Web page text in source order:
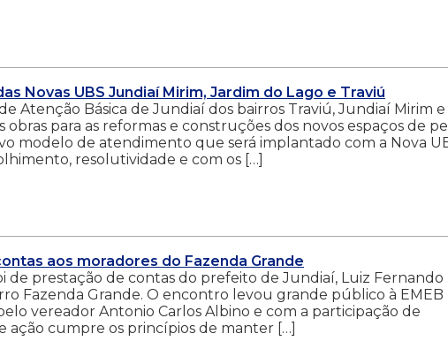
Novas UBS Jundiaí Mirim, Jardim do Lago e Traviú
Atenção Básica de Jundiaí dos bairros Traviú, Jundiaí Mirim e
obras para as reformas e construções dos novos espaços de
modelo de atendimento que será implantado com a Nova
resolutividade e com os […]
aos moradores do Fazenda Grande
de prestação de contas do prefeito de Jundiaí, Luiz Fernando
Fazenda Grande. O encontro levou grande público à EMEB
vereador Antonio Carlos Albino e com a participação de
ação cumpre os princípios de manter […]